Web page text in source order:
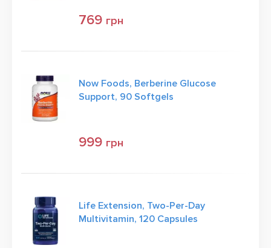
769 грн
Now Foods, Berberine Glucose
Support, 90 Softgels
999 грн
Life Extension, Two-Per-Day
Multivitamin, 120 Capsules